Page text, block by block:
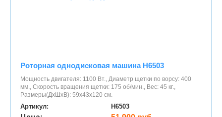
Роторная однодисковая машина H6503
Мощность двигателя: 1100 Вт., Диаметр щетки по ворсу: 400
мм., Скорость вращения щетки: 175 об/мин., Вес: 45 кг.,
Размеры(ДхШхВ): 59х43х120 см.
Артикул: H6503